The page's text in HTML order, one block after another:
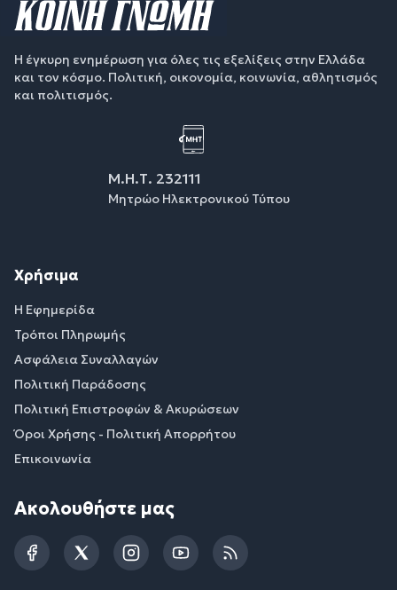
Η έγκυρη ενημέρωση για όλες τις εξελίξεις στην Ελλάδα
και τον κόσμο. Πολιτική, οικονομία, κοινωνία, αθλητισμός
και πολιτισμός.
Μ.Η.Τ. 232111
Μητρώο Ηλεκτρονικού Τύπου
Χρήσιμα
Η Εφημερίδα
Τρόποι Πληρωμής
Ασφάλεια Συναλλαγών
Πολιτική Παράδοσης
Πολιτική Επιστροφών & Ακυρώσεων
Όροι Χρήσης - Πολιτική Απορρήτου
Επικοινωνία
Ακολουθήστε μας
FacebookTwitterInstagramYouTubeRSS